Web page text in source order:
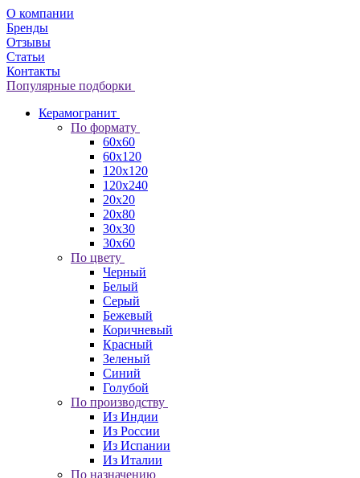
О компании
Бренды
Отзывы
Статьи
Контакты
Популярные подборки
Керамогранит
По формату
60x60
60x120
120x120
120x240
20x20
20x80
30x30
30x60
По цвету
Черный
Белый
Серый
Бежевый
Коричневый
Красный
Зеленый
Синий
Голубой
По производству
Из Индии
Из России
Из Испании
Из Италии
По назначению